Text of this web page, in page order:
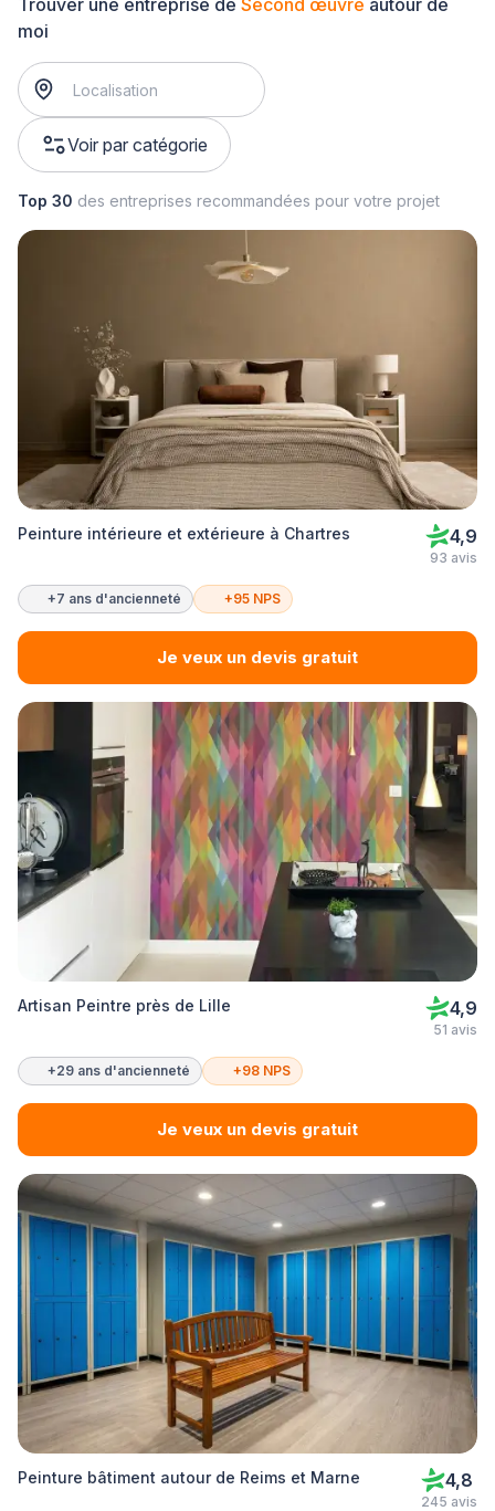
Trouver une entreprise de Second œuvre autour de
moi
Voir par catégorie
Top 30 des entreprises recommandées pour votre projet
Peinture intérieure et extérieure à Chartres 4,9
93 avis
+7 ans d'ancienneté +95 NPS
Je veux un devis gratuit
Artisan Peintre près de Lille 4,9
51 avis
+29 ans d'ancienneté +98 NPS
Je veux un devis gratuit
Peinture bâtiment autour de Reims et Marne 4,8
245 avis